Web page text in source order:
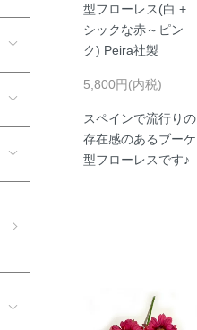
型フローレス(白 +
シックな赤～ピン
ク) Peira社製
5,800円(内税)
スペインで流行りの
存在感のあるブーケ
型フローレスです♪